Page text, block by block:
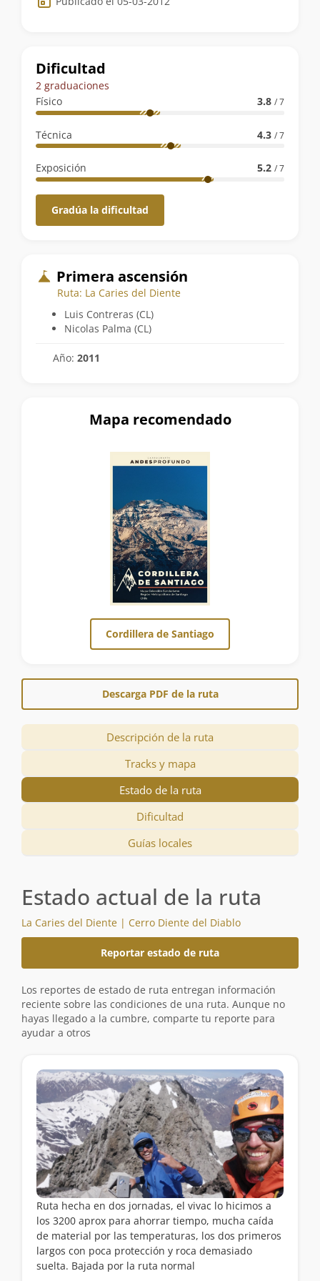
de
ruta
Dificultad
2 graduaciones
Físico
3.8 / 7
Técnica 4.3 / 7
Exposición 5.2 / 7
Gradúa la dificultad
Primera ascensión
Ruta: La Caries del Diente
Luis Contreras (CL)
Nicolas Palma (CL)
Año: 2011
Mapa recomendado
Cordillera de Santiago
Descarga PDF de la ruta
Descripción de la ruta
Tracks y mapa
Estado de la ruta
Dificultad
Guías locales
Estado actual de la ruta
La Caries del Diente | Cerro Diente del Diablo
Reportar estado de ruta
Los reportes de estado de ruta entregan información
reciente sobre las condiciones de una ruta. Aunque no
hayas llegado a la cumbre, comparte tu reporte para
ayudar a otros
Ruta hecha en dos jornadas, el vivac lo hicimos a
los 3200 aprox para ahorrar tiempo, mucha caída
de material por las temperaturas, los dos primeros
largos con poca protección y roca demasiado
suelta. Bajada por la ruta normal